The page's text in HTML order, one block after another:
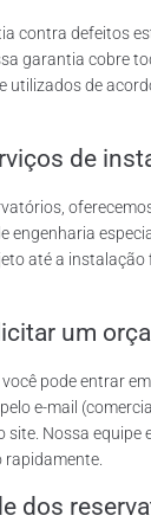
contra defeitos
garantia cobre
utilizados de
de
engenharia
até a
um
pode entrar
e-mail
Nossa equipe
dos